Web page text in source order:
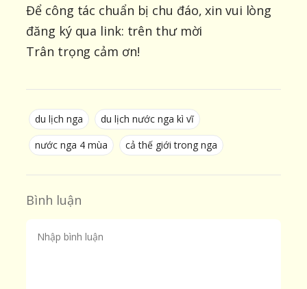
Để công tác chuẩn bị chu đáo, xin vui lòng
đăng ký qua link: trên thư mời
Trân trọng cảm ơn!
du lịch nga
du lịch nước nga kì vĩ
nước nga 4 mùa
cả thế giới trong nga
Bình luận